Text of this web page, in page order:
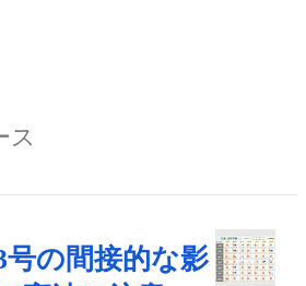
ス
号の間接的な影